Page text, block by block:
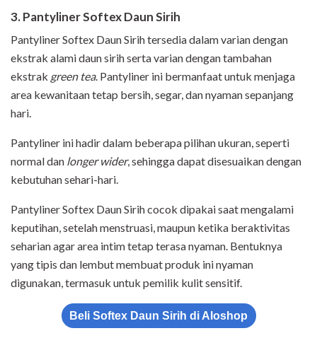
3. Pantyliner Softex Daun Sirih
Pantyliner Softex Daun Sirih tersedia dalam varian dengan
ekstrak alami daun sirih serta varian dengan tambahan
ekstrak green tea. Pantyliner ini bermanfaat untuk menjaga
area kewanitaan tetap bersih, segar, dan nyaman sepanjang
hari.
Pantyliner ini hadir dalam beberapa pilihan ukuran, seperti
normal dan longer wider, sehingga dapat disesuaikan dengan
kebutuhan sehari-hari.
Pantyliner Softex Daun Sirih cocok dipakai saat mengalami
keputihan, setelah menstruasi, maupun ketika beraktivitas
seharian agar area intim tetap terasa nyaman. Bentuknya
yang tipis dan lembut membuat produk ini nyaman
digunakan, termasuk untuk pemilik kulit sensitif.
Beli Softex Daun Sirih di Aloshop